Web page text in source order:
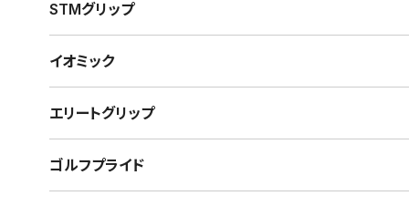
STMグリップ
イオミック
エリートグリップ
ゴルフプライド